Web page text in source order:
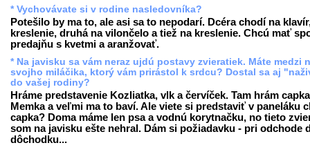
* Vychovávate si v rodine nasledovníka?
Potešilo by ma to, ale asi sa to nepodarí. Dcéra chodí na
kreslenie, druhá na vilončelo a tiež na kreslenie. Chcú mať
predajňu s kvetmi a aranžovať.
* Na javisku sa vám neraz ujdú postavy zvieratiek. Máte medzi
svojho miláčika, ktorý vám prirástol k srdcu? Dostal sa aj
do vašej rodiny?
Hráme predstavenie Kozliatka, vlk a červíček. Tam hrám capka
Memka a veľmi ma to baví. Ale viete si predstaviť v paneláku
capka? Doma máme len psa a vodnú korytnačku, no tieto
som na javisku ešte nehral. Dám si požiadavku - pri odchode
dôchodku...